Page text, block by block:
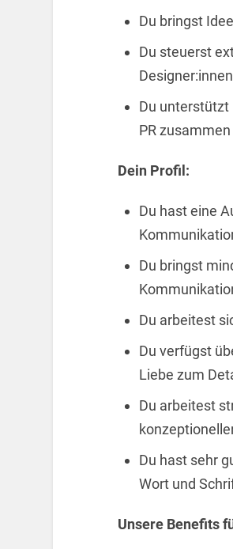
Du bringst
Du steuerst
Designer:innen
Du unterstützt
PR zusammen
Dein Profil:
Du hast eine
Du bringst
Du arbeitest
Du verfügst
Liebe zum
Du arbeitest
Du hast sehr
Wort und
Unsere Benefits